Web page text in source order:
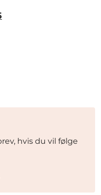
hvis du vil følge